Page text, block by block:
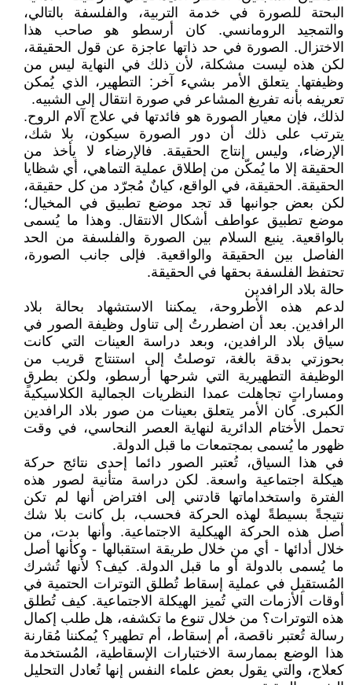
البحتة للصورة في خدمة التربية، والفلسفة بالتالي،
والتمجيد الرومانسي. كان أرسطو هو صاحب هذا
الاختزال. الصورة في حد ذاتها عاجزة عن قول الحقيقة،
لكن هذه ليست مشكلة، لأن ذلك في النهاية ليس من
وظيفتها. يتعلق الأمر بشيء آخر: التطهير، الذي يُمكن
تعريفه بأنه تفريغ المشاعر في صورة انتقال إلى الشبيه.
لذلك، فإن معيار الصورة هو فائدتها في علاج آلام الروح.
يترتب على ذلك أن دور الصورة سيكون، بلا شك،
الإرضاء، وليس إنتاج الحقيقة. فالإرضاء لا يأخذ من
الحقيقة إلا ما يُمكّن من إطلاق عملية التماهي، أي شظايا
الحقيقة. الحقيقة، في الواقع، كيانٌ مُجرّد من كل حقيقة،
لكن بعض جوانبها قد تجد موضع تطبيق في المخيال؛
موضع تطبيق عواطف أشكال الانتقال. وهذا ما يُسمى
بالواقعية. ينبع السلام بين الصورة والفلسفة من الحد
الفاصل بين الحقيقة والواقعية. فإلى جانب الصورة،
تحتفظ الفلسفة بحقها في الحقيقة.
حالة بلاد الرافدين
لدعم هذه الأطروحة، يمكننا الاستشهاد بحالة بلاد
الرافدين. بعد أن اضطررتُ إلى تناول وظيفة الصور في
سياق بلاد الرافدين، وبعد دراسة العينات التي كانت
بحوزتي بدقة بالغة، توصلتُ إلى استنتاج قريب من
الوظيفة التطهيرية التي شرحها أرسطو، ولكن بطرقٍ
ومساراتٍ تجاهلت عمدا النظريات الجمالية الكلاسيكية
الكبرى. كان الأمر يتعلق بعينات من صور بلاد الرافدين
تحمل الأختام الدائرية لنهاية العصر النحاسي، في وقت
ظهور ما يُسمى بمجتمعات ما قبل الدولة.
في هذا السياق، تُعتبر الصور دائما إحدى نتائج حركة
هيكلة اجتماعية واسعة. لكن دراسة متأنية لصور هذه
الفترة واستخداماتها قادتني إلى افتراض أنها لم تكن
نتيجةً بسيطةً لهذه الحركة فحسب، بل كانت بلا شك
أصل هذه الحركة الهيكلية الاجتماعية. وأنها بدت، من
خلال أدائها - أي من خلال طريقة استقبالها - وكأنها أصل
ما يُسمى بالدولة أو ما قبل الدولة. كيف؟ لأنها تُشرك
المُستقبِل في عملية إسقاط تُطلق التوترات الحتمية في
أوقات الأزمات التي تُميز الهيكلة الاجتماعية. كيف تُطلق
هذه التوترات؟ من خلال تنوع ما تكشفه، هل طلب إكمال
رسالة تُعتبر ناقصة، أم إسقاط، أم تطهير؟ يُمكننا مُقارنة
هذا الوضع بممارسة الاختبارات الإسقاطية، المُستخدمة
كعلاج، والتي يقول بعض علماء النفس إنها تُعادل التحليل